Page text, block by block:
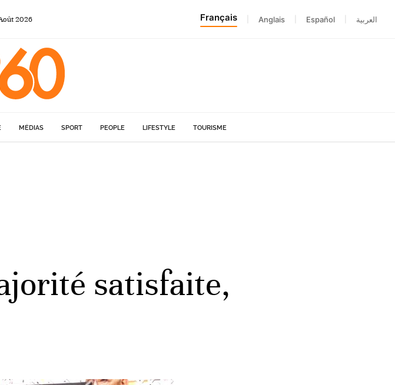
2026 Français Anglais Español العربية
MÉDIAS SPORT PEOPLE LIFESTYLE TOURISME
satisfaite,